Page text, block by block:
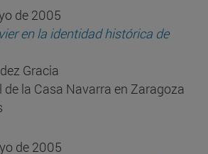
de 2005
en la identidad histórica de
Gracia
de la Casa Navarra en Zaragoza
de 2005